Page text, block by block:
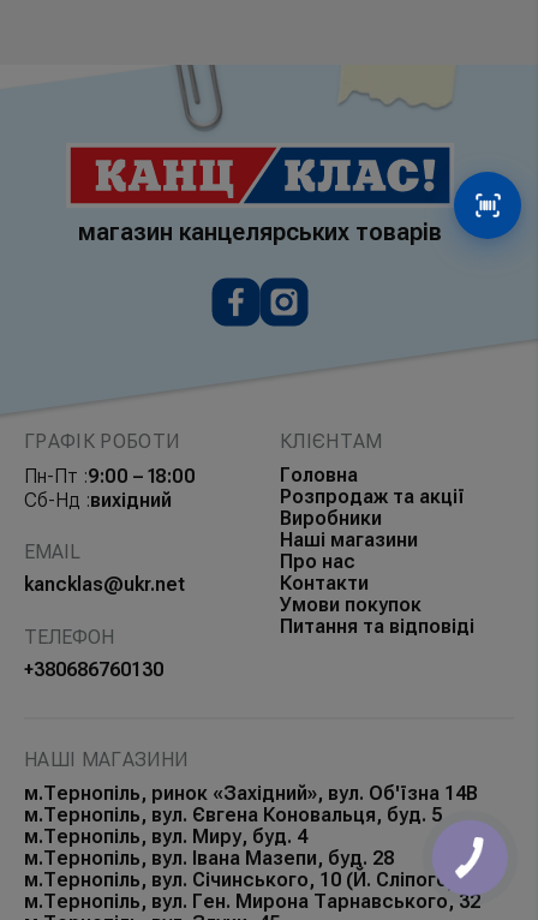
магазин канцелярських товарів
ГРАФІК РОБОТИ
Пн-Пт :9:00 – 18:00
Сб-Нд :вихідний
EMAIL
kancklas@ukr.net
ТЕЛЕФОН
+380686760130
КЛІЄНТАМ
Головна
Розпродаж та акції
Виробники
Наші магазини
Про нас
Контакти
Умови покупок
Питання та відповіді
НАШІ МАГАЗИНИ
м.Тернопіль, ринок «Західний», вул. Об'їзна 14В
м.Тернопіль, вул. Євгена Коновальця, буд. 5
м.Тернопіль, вул. Миру, буд. 4
м.Тернопіль, вул. Івана Мазепи, буд. 28
м.Тернопіль, вул. Січинського, 10 (Й. Сліпого)
м.Тернопіль, вул. Ген. Мирона Тарнавського, 32